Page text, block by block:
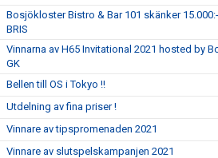
Bosjökloster Bistro & Bar 101 skänker
BRIS
Vinnarna av H65 Invitational 2021 hosted by
GK
Bellen till OS i Tokyo !!
Utdelning av fina priser !
Vinnare av tipspromenaden 2021
Vinnare av slutspelskampanjen 2021